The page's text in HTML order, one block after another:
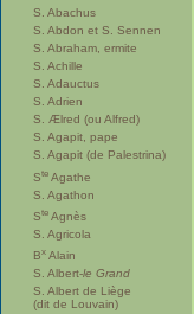
S. Abachus
S. Abdon et S. Sennen
S. Abraham, ermite
S. Achille
S. Adauctus
S. Adrien
S. Ælred (ou Alfred)
S. Agapit, pape
S. Agapit (de Palestrina)
Ste Agathe
S. Agathon
Ste Agnès
S. Agricola
Bx Alain
S. Albert-le Grand
S. Albert de Liège
(dit de Louvain)